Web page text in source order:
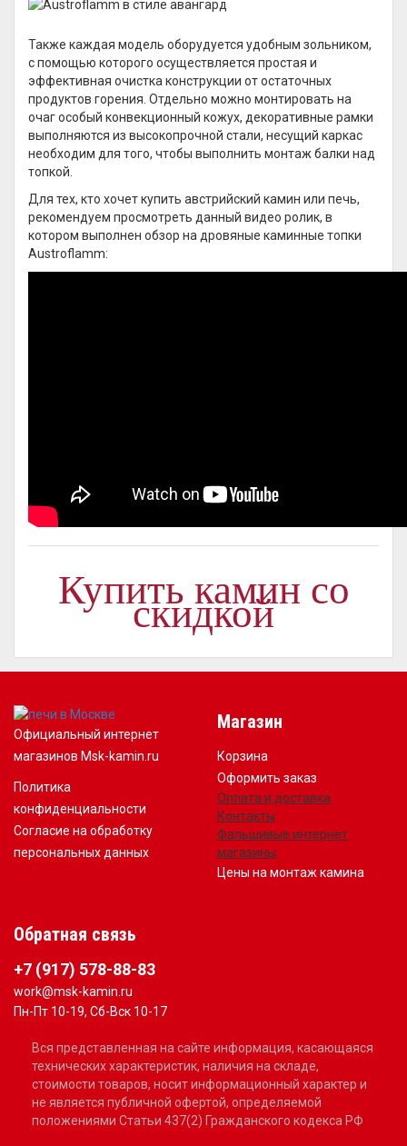
Также каждая модель оборудуется удобным зольником,
с помощью которого осуществляется простая и
эффективная очистка конструкции от остаточных
продуктов горения. Отдельно можно монтировать на
очаг особый конвекционный кожух, декоративные рамки
выполняются из высокопрочной стали, несущий каркас
необходим для того, чтобы выполнить монтаж балки над
топкой.
Для тех, кто хочет купить австрийский камин или печь,
рекомендуем просмотреть данный видео ролик, в
котором выполнен обзор на дровяные каминные топки
Austroflamm:
Купить камин со
скидкой
Официальный интернет
магазинов Msk-kamin.ru
Политика
конфиденциальности
Согласие на обработку
персональных данных
Магазин
Корзина
Оформить заказ
Оплата и доставка
Контакты
Фальшивые интернет
магазины
Цены на монтаж камина
Обратная связь
+7 (917) 578-88-83
work@msk-kamin.ru
Пн-Пт 10-19, Сб-Вск 10-17
Вся представленная на сайте информация, касающаяся
технических характеристик, наличия на складе,
стоимости товаров, носит информационный характер и
не является публичной офертой, определяемой
положениями Статьи 437(2) Гражданского кодекса РФ